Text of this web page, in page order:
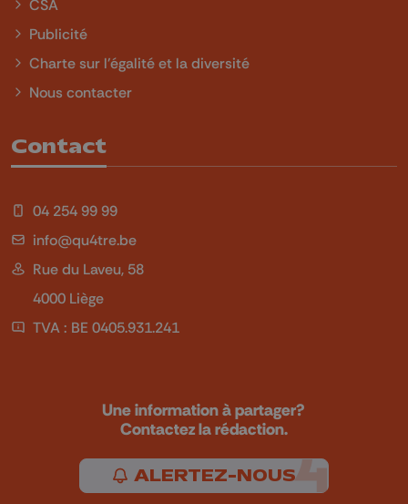
CSA
Publicité
Charte sur l'égalité et la diversité
Nous contacter
Contact
04 254 99 99
info@qu4tre.be
Rue du Laveu, 58
4000 Liège
TVA : BE 0405.931.241
Une information à partager?
Contactez la rédaction.
ALERTEZ-NOUS